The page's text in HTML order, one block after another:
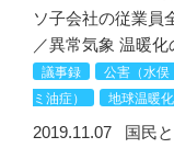
ソ子会社の従業員
／異常気象 温暖
議事録
公害（水俣
ミ油症）
地球温暖
2019.11.07
国民